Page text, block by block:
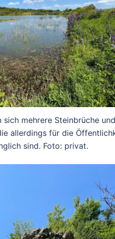
sich mehrere Steinbrüche und
allerdings für die
sind. Foto: privat.